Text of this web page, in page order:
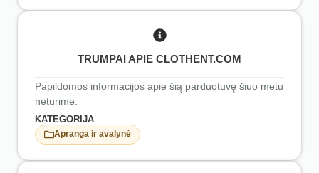
TRUMPAI APIE CLOTHENT.COM
Papildomos informacijos apie šią parduotuvę šiuo metu
neturime.
KATEGORIJA
Apranga ir avalynė